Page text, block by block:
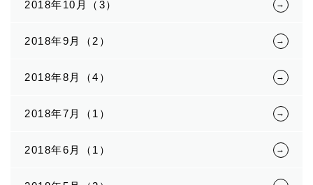
2018年10月（3）
2018年9月（2）
2018年8月（4）
2018年7月（1）
2018年6月（1）